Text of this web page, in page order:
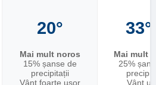
20°
Mai mult noros
15% șanse de
precipitații
Vânt foarte ușor
Mai mult
25%
Vânt